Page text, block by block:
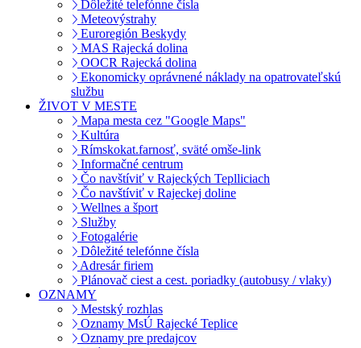
Dôležité telefónne čísla
Meteovýstrahy
Euroregión Beskydy
MAS Rajecká dolina
OOCR Rajecká dolina
Ekonomicky oprávnené náklady na opatrovateľskú
službu
ŽIVOT V MESTE
Mapa mesta cez "Google Maps"
Kultúra
Rímskokat.farnosť, sväté omše-link
Informačné centrum
Čo navštíviť v Rajeckých Teplliciach
Čo navštíviť v Rajeckej doline
Wellnes a šport
Služby
Fotogalérie
Dôležité telefónne čísla
Adresár firiem
Plánovač ciest a cest. poriadky (autobusy / vlaky)
OZNAMY
Mestský rozhlas
Oznamy MsÚ Rajecké Teplice
Oznamy pre predajcov